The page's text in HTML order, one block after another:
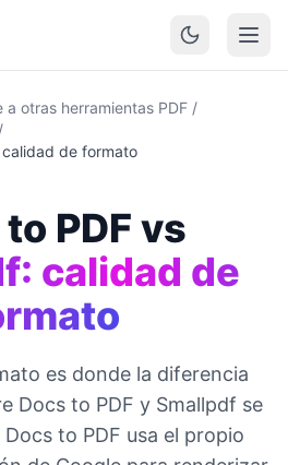
a otras herramientas PDF /
/
de formato
PDF vs
calidad de
es donde la diferencia
Docs to PDF y Smallpdf se
to PDF usa el propio